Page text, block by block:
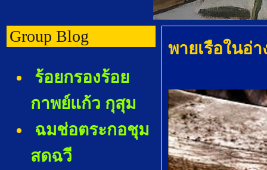
Group Blog
ร้อยกรองร้อ
กาพย์แก้ว กุสุม
ฉมช่อตระกอชุม
สดฉวี
พายเรือในอ่า